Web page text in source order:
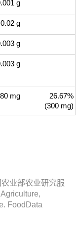
g
0.02 g
g
g
80 mg
26.67%
(300 mg)
业部农业研究服
FoodData